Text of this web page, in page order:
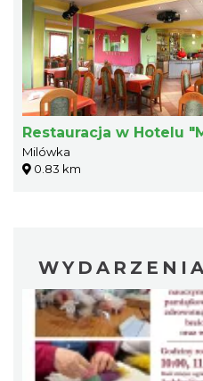
Restauracja w Hotelu
Milówka
0.83 km